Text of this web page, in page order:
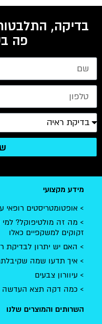
בדיקה,
פה
מידע מקצועי
אופטומטריסטים רופאי
מה זה מולטיפוקל?
זקוקים למשקפיים כאלו
האם יש יתרון לבדיקת
איך תדעו שמה
עיוורון צבעים
כמה דקה תצא העדשה
השרותים והמוצרים שלנו